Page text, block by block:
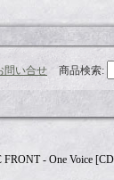
問い合せ 商品検索:
- One Voice